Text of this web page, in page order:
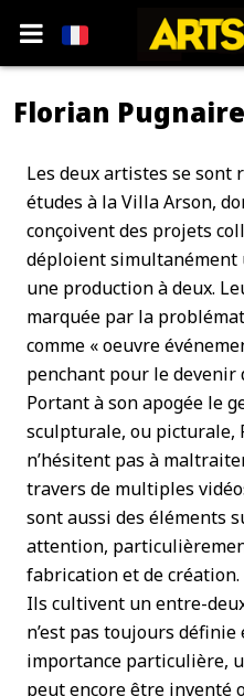
Florian
Les deux artistes se sont
études à la Villa Arson,
conçoivent des projets
déploient
une production à deux.
marquée par la
comme « oeuvre
penchant pour le
Portant à son apogée le
sculpturale, ou picturale,
n’hésitent pas à
travers de multiples
sont aussi des éléments
attention,
fabrication et de création.
Ils cultivent un entre-
n’est pas toujours
importance particulière,
peut encore être inventé